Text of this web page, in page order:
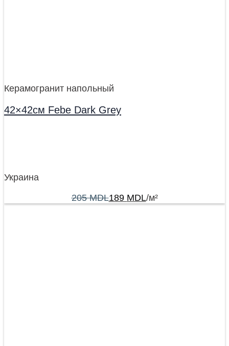
Керамогранит напольный
42×42см Febe Dark Grey
Украина
205MDL189 MDL/м²